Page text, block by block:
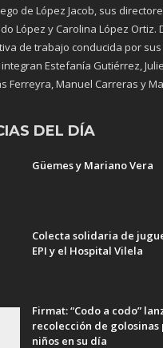
de López Jacob, sus
López y Carolina López Ortiz.
de trabajo conducida por
Estefanía Gutiérrez,
Ferreyra, Manuel Carreras y
DEL DÍA
Güemes y Mariano Vera
Colecta solidaria de
EPI y el Hospital Vilela
Firmat: “Codo a codo”
recolección de golosinas
niños en su día